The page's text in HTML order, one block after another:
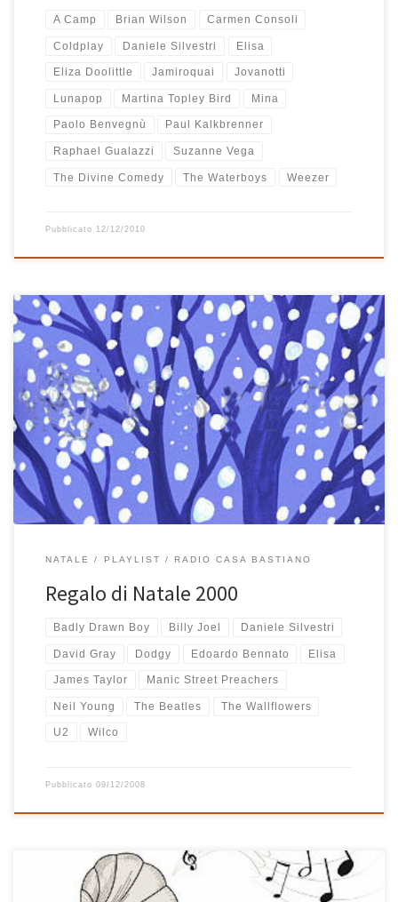
A Camp Brian Wilson Carmen Consoli
Coldplay Daniele Silvestri Elisa
Eliza Doolittle Jamiroquai Jovanotti
Lunapop Martina Topley Bird Mina
Paolo Benvegnù Paul Kalkbrenner
Raphael Gualazzi Suzanne Vega
The Divine Comedy The Waterboys Weezer
Pubblicato 12/12/2010
Riguardando oggi i titoli dei brani della playlist di fine millennio mi
appaiono come un primo timido tentativo di mix tra vecchio e
nuovo, tra musica italiana e internazionale che negli anni successivi
ha contraddistinto molte delle mie playlist e che a me piace molto
ascoltare. E’ così che troviamo […]
NATALE PLAYLIST RADIO CASA BASTIANO
Regalo di Natale 2000
Badly Drawn Boy Billy Joel Daniele Silvestri
David Gray Dodgy Edoardo Bennato Elisa
James Taylor Manic Street Preachers
Neil Young The Beatles The Wallflowers
U2 Wilco
Pubblicato 09/12/2008